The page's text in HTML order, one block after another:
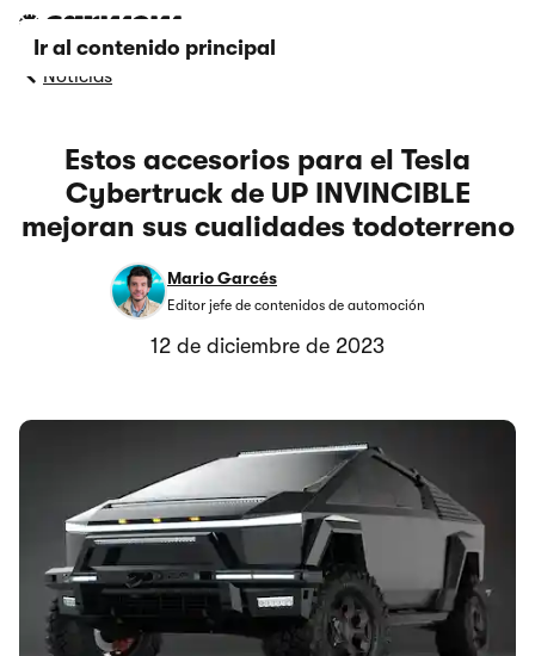
Ir al contenido principal
Noticias
Estos accesorios para el Tesla
Cybertruck de UP INVINCIBLE
mejoran sus cualidades todoterreno
Mario Garcés
Editor jefe de contenidos de automoción
12 de diciembre de 2023